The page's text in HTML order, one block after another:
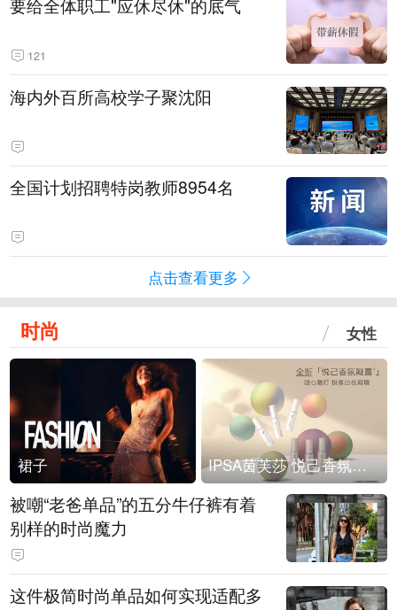
要给全体职工"应休尽休"的底气
121
海内外百所高校学子聚沈阳
全国计划招聘特岗教师8954名
点击查看更多
时尚 女性
裙子 IPSA茵芙莎 悦己香氛凝露上市
被嘲“老爸单品”的五分牛仔裤有着
别样的时尚魔力
这件极简时尚单品如何实现适配多